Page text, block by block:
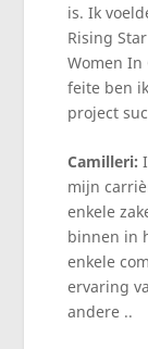
is. Ik
Rising
Women
feite ben
project
Camilleri:
mijn
enkele
binnen in
enkele
ervaring
andere ..